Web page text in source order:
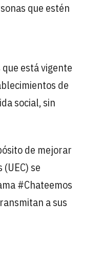
que estén
está vigente
de
social, sin
de mejorar
se
#Chateemos
a sus